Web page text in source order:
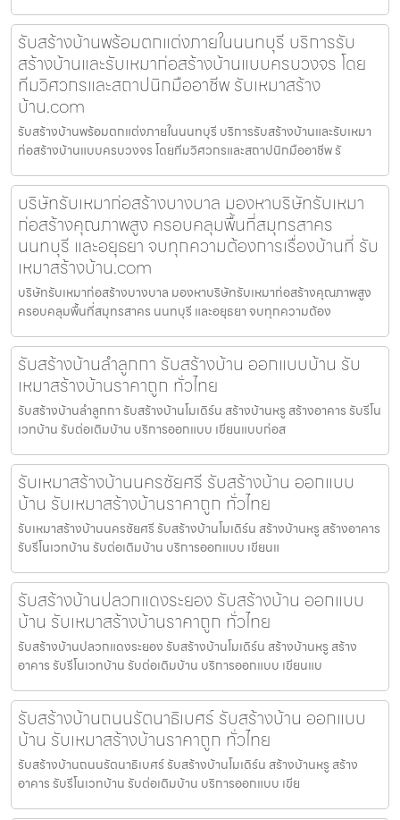
รับสร้างบ้านพร้อมตกแต่งภายในนนทบุรี บริการรับ
สร้างบ้านและรับเหมาก่อสร้างบ้านแบบครบวงจร โดย
ทีมวิศวกรและสถาปนิกมืออาชีพ รับเหมาสร้าง
บ้าน.com
รับสร้างบ้านพร้อมตกแต่งภายในนนทบุรี บริการรับสร้างบ้านและรับเหมา
ก่อสร้างบ้านแบบครบวงจร โดยทีมวิศวกรและสถาปนิกมืออาชีพ รั
บริษัทรับเหมาก่อสร้างบางบาล มองหาบริษัทรับเหมา
ก่อสร้างคุณภาพสูง ครอบคลุมพื้นที่สมุทรสาคร
นนทบุรี และอยุธยา จบทุกความต้องการเรื่องบ้านที่ รับ
เหมาสร้างบ้าน.com
บริษัทรับเหมาก่อสร้างบางบาล มองหาบริษัทรับเหมาก่อสร้างคุณภาพสูง
ครอบคลุมพื้นที่สมุทรสาคร นนทบุรี และอยุธยา จบทุกความต้อง
รับสร้างบ้านลำลูกกา รับสร้างบ้าน ออกแบบบ้าน รับ
เหมาสร้างบ้านราคาถูก ทั่วไทย
รับสร้างบ้านลำลูกกา รับสร้างบ้านโมเดิร์น สร้างบ้านหรู สร้างอาคาร รับรีโน
เวทบ้าน รับต่อเติมบ้าน บริการออกแบบ เขียนแบบก่อส
รับเหมาสร้างบ้านนครชัยศรี รับสร้างบ้าน ออกแบบ
บ้าน รับเหมาสร้างบ้านราคาถูก ทั่วไทย
รับเหมาสร้างบ้านนครชัยศรี รับสร้างบ้านโมเดิร์น สร้างบ้านหรู สร้างอาคาร
รับรีโนเวทบ้าน รับต่อเติมบ้าน บริการออกแบบ เขียนแ
รับสร้างบ้านปลวกแดงระยอง รับสร้างบ้าน ออกแบบ
บ้าน รับเหมาสร้างบ้านราคาถูก ทั่วไทย
รับสร้างบ้านปลวกแดงระยอง รับสร้างบ้านโมเดิร์น สร้างบ้านหรู สร้าง
อาคาร รับรีโนเวทบ้าน รับต่อเติมบ้าน บริการออกแบบ เขียนแบ
รับสร้างบ้านถนนรัตนาธิเบศร์ รับสร้างบ้าน ออกแบบ
บ้าน รับเหมาสร้างบ้านราคาถูก ทั่วไทย
รับสร้างบ้านถนนรัตนาธิเบศร์ รับสร้างบ้านโมเดิร์น สร้างบ้านหรู สร้าง
อาคาร รับรีโนเวทบ้าน รับต่อเติมบ้าน บริการออกแบบ เขีย